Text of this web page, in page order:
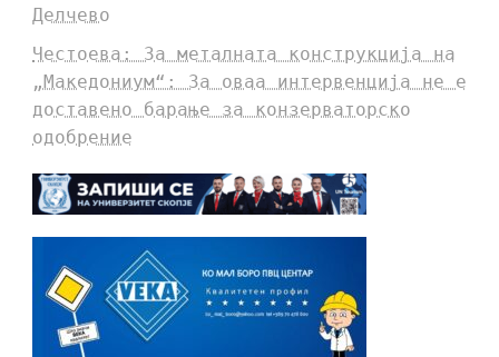
Делчево
Честоева: За металната конструкција на
„Македониум“: За оваа интервенција не е
доставено барање за конзерваторско
одобрение